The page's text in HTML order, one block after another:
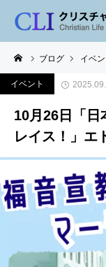
ブログ イベン
イベント
10月26日「日
レイス！」エ